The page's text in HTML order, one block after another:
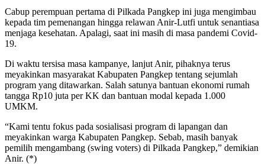
Cabup perempuan pertama di Pilkada Pangkep ini juga mengimbau
kepada tim pemenangan hingga relawan Anir-Lutfi untuk senantiasa
menjaga kesehatan. Apalagi, saat ini masih di masa pandemi Covid-
19.
Di waktu tersisa masa kampanye, lanjut Anir, pihaknya terus
meyakinkan masyarakat Kabupaten Pangkep tentang sejumlah
program yang ditawarkan. Salah satunya bantuan ekonomi rumah
tangga Rp10 juta per KK dan bantuan modal kepada 1.000
UMKM.
“Kami tentu fokus pada sosialisasi program di lapangan dan
meyakinkan warga Kabupaten Pangkep. Sebab, masih banyak
pemilih mengambang (swing voters) di Pilkada Pangkep,” demikian
Anir. (*)